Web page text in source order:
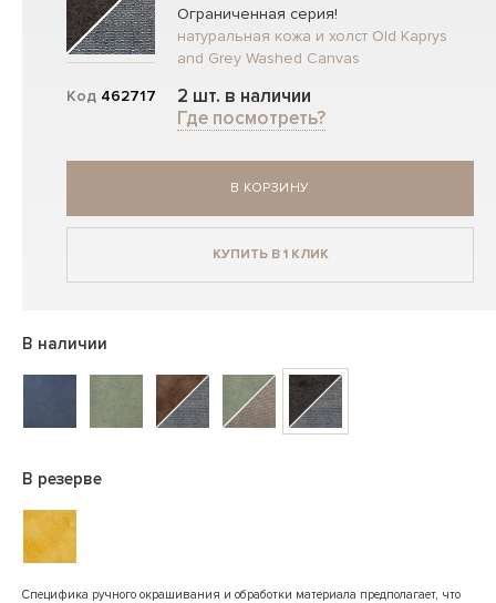
Код 462717
Ограниченная серия!
натуральная кожа и холст Old Kaprys
and Grey Washed Canvas
2 шт. в наличии
Где посмотреть?
В КОРЗИНУ
КУПИТЬ В 1 КЛИК
В наличии
В резерве
Специфика ручного окрашивания и обработки материала предполагает, что